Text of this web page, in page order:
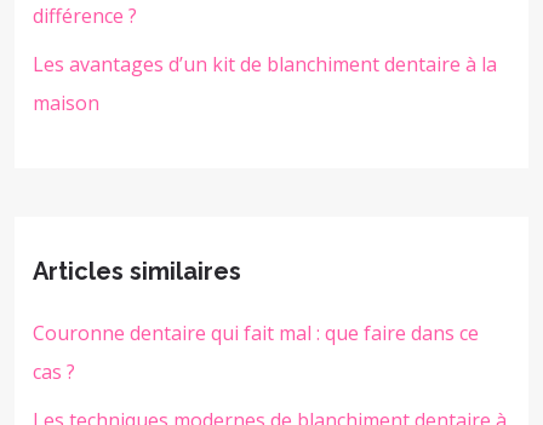
différence ?
Les avantages d’un kit de blanchiment dentaire à la
maison
Articles similaires
Couronne dentaire qui fait mal : que faire dans ce
cas ?
Les techniques modernes de blanchiment dentaire à